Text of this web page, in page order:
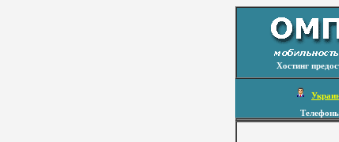
Хостинг